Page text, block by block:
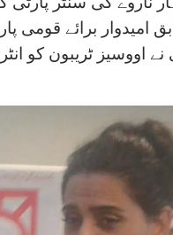
امیدوار برائے قومی
اووسیز ٹریبون کو